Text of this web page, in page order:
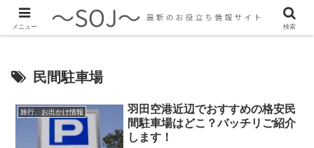
最新のトレンド情報、生活に役立つ情報をご紹介します
民間駐車場
旅行、お出かけ情報
羽田空港近辺でおすすめの格安民
間駐車場はどこ？バッチリご紹介
します！
メニュー 検索